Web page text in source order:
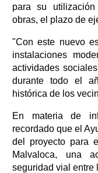
para su
obras, el plazo de
"Con este nuevo
instalaciones
actividades
durante todo el
histórica de los
En materia de
recordado que el
del proyecto para
Malvaloca, una
seguridad vial entre